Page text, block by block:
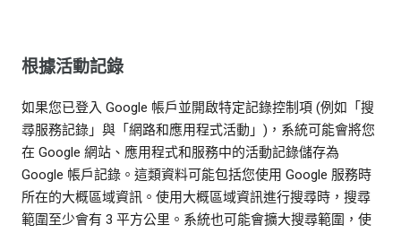
根據活動記錄
如果您已登入 Google 帳戶並開啟特定記錄控制項 (例如「搜
尋服務記錄」與「網路和應用程式活動」)，系統可能會將您
在 Google 網站、應用程式和服務中的活動記錄儲存為
Google 帳戶記錄。這類資料可能包括您使用 Google 服務時
所在的大概區域資訊。使用大概區域資訊進行搜尋時，搜尋
範圍至少會有 3 平方公里。系統也可能會擴大搜尋範圍，使